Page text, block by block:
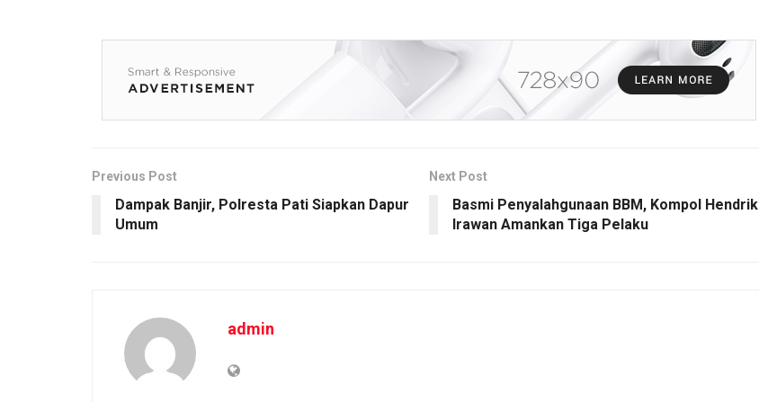
ce
b
o
o
tt
er
ail at
s
A
p
py
k
ar
Previous Post
Dampak Banjir, Polresta Pati Siapkan Dapur
Umum
Next Post
Basmi Penyalahgunaan BBM, Kompol Hendrik
Irawan Amankan Tiga Pelaku
admin